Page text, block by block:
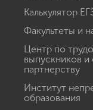
Калькулятор
Факультеты и
Центр по
выпускников
партнерству
Институт
образования